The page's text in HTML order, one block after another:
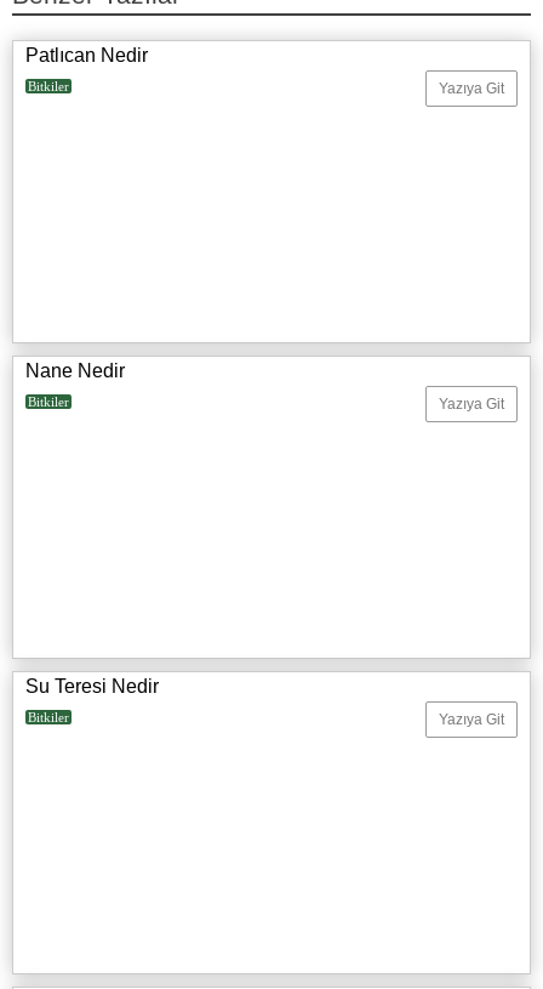
Patlıcan Nedir
Bitkiler Yazıya Git
Nane Nedir
Bitkiler Yazıya Git
Su Teresi Nedir
Bitkiler Yazıya Git